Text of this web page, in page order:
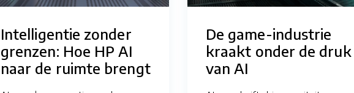
Intelligentie zonder
grenzen: Hoe HP AI
naar de ruimte brengt
De game-industrie
kraakt onder de druk
van AI